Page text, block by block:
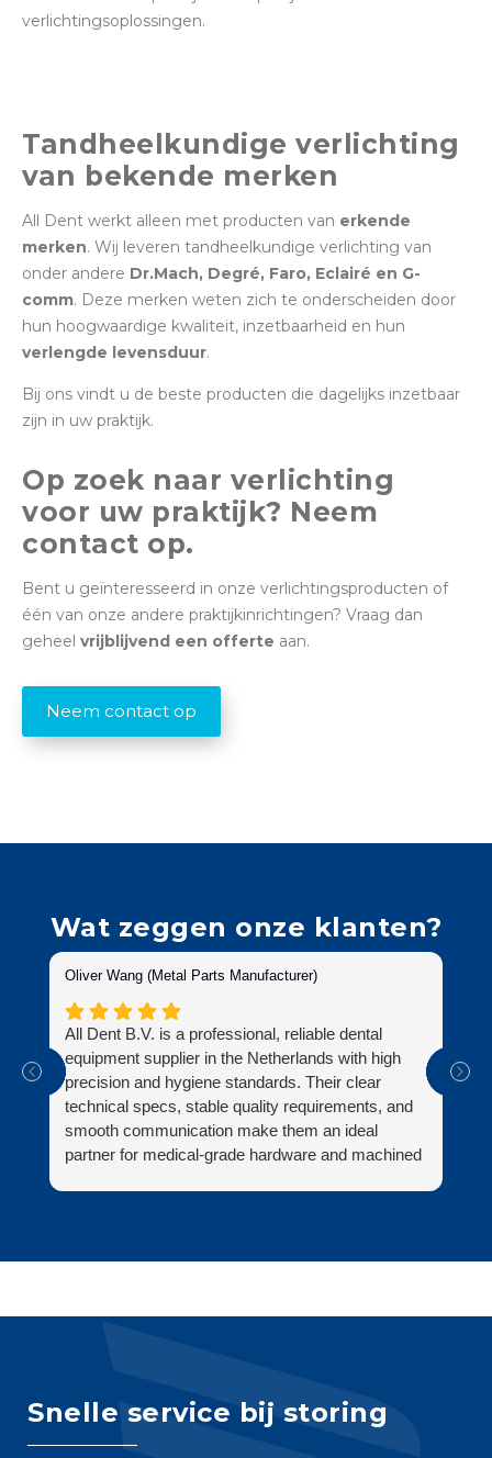
verlichtingsoplossingen.
Tandheelkundige verlichting
van bekende merken
All Dent werkt alleen met producten van erkende
merken. Wij leveren tandheelkundige verlichting van
onder andere Dr.Mach, Degré, Faro, Eclairé en G-
comm. Deze merken weten zich te onderscheiden door
hun hoogwaardige kwaliteit, inzetbaarheid en hun
verlengde levensduur.
Bij ons vindt u de beste producten die dagelijks inzetbaar
zijn in uw praktijk.
Op zoek naar verlichting
voor uw praktijk? Neem
contact op.
Bent u geïnteresseerd in onze verlichtingsproducten of
één van onze andere praktijkinrichtingen? Vraag dan
geheel vrijblijvend een offerte aan.
Neem contact op
Wat zeggen onze klanten?
Oliver Wang (Metal Parts Manufacturer)
All Dent B.V. is a professional, reliable dental
equipment supplier in the Netherlands with high
precision and hygiene standards. Their clear
technical specs, stable quality requirements, and
smooth communication make them an ideal
partner for medical-grade hardware and machined
Snelle service bij storing